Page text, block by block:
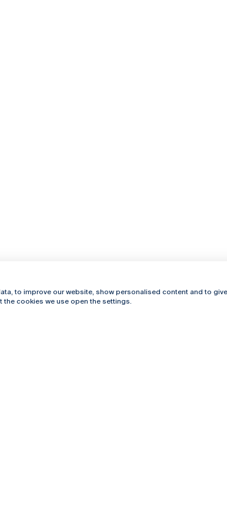
Campus Online
to improve our website, show personalised content and to
cookies we use open the settings.